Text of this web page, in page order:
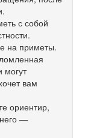
с собой
на приметы.
могут
вам
ориентир,
—